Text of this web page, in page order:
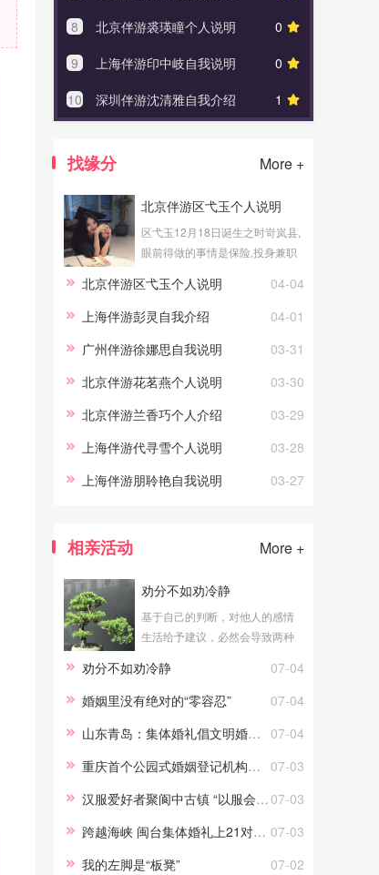
0
8
北京伴游裘瑛瞳个人说明
0
9
上海伴游印中岐自我说明
1
10 深圳伴游沈清雅自我介绍
找缘分 More +
北京伴游区弋玉个人说明
区弋玉12月18日诞生之时岢岚县,
眼前得做的事情是保险,投身兼职
04-04
北京伴游区弋玉个人说明
04-01
上海伴游彭灵自我介绍
03-31
广州伴游徐娜思自我说明
03-30
北京伴游花茗燕个人说明
03-29
北京伴游兰⾹巧个人介绍
03-28
上海伴游代寻雪个人说明
03-27
上海伴游朋聆艳自我说明
相亲活动 More +
劝分不如劝冷静
基于自己的判断，对他人的感情
生活给予建议，必然会导致两种
分。公平地说，无论劝合还是劝
分，对于当局者都具有积极意
好”，劝
07-04
劝分不如劝冷静
07-04
婚姻里没有绝对的“零容忍”
07-04
山东青岛：集体婚礼倡文明婚庆新风尚
07-03
重庆首个公园式婚姻登记机构正式投用
07-03
汉服爱好者聚阆中古镇 “以服会友”
07-03
跨越海峡 闽台集体婚礼上21对新人结姻缘
07-02
我的左脚是“板凳”